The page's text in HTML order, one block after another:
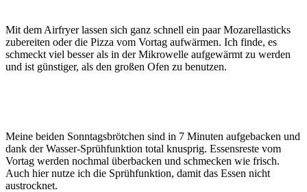
Mit dem Airfryer lassen sich ganz schnell ein paar Mozarellasticks
zubereiten oder die Pizza vom Vortag aufwärmen. Ich finde, es
schmeckt viel besser als in der Mikrowelle aufgewärmt zu werden
und ist günstiger, als den großen Ofen zu benutzen.
Meine beiden Sonntagsbrötchen sind in 7 Minuten aufgebacken und
dank der Wasser-Sprühfunktion total knusprig. Essensreste vom
Vortag werden nochmal überbacken und schmecken wie frisch.
Auch hier nutze ich die Sprühfunktion, damit das Essen nicht
austrocknet.